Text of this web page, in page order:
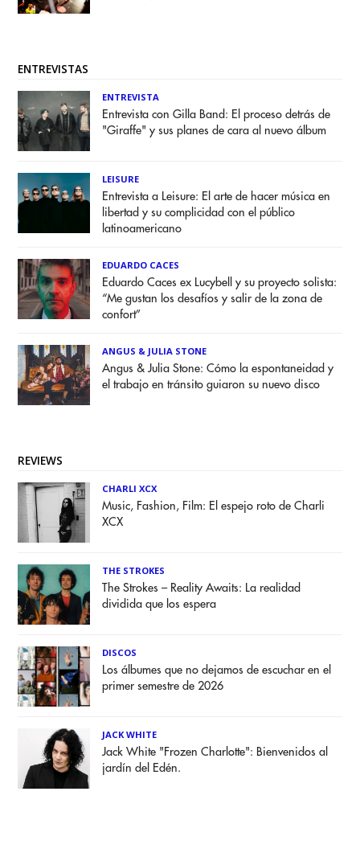
ENTREVISTAS
ENTREVISTA
Entrevista con Gilla Band: El proceso detrás de
"Giraffe" y sus planes de cara al nuevo álbum
LEISURE
Entrevista a Leisure: El arte de hacer música en
libertad y su complicidad con el público
latinoamericano
EDUARDO CACES
Eduardo Caces ex Lucybell y su proyecto solista:
“Me gustan los desafíos y salir de la zona de
confort”
ANGUS & JULIA STONE
Angus & Julia Stone: Cómo la espontaneidad y
el trabajo en tránsito guiaron su nuevo disco
REVIEWS
CHARLI XCX
Music, Fashion, Film: El espejo roto de Charli
XCX
THE STROKES
The Strokes – Reality Awaits: La realidad
dividida que los espera
DISCOS
Los álbumes que no dejamos de escuchar en el
primer semestre de 2026
JACK WHITE
Jack White "Frozen Charlotte": Bienvenidos al
jardín del Edén.